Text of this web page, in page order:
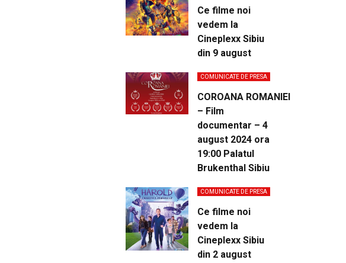
Ce filme noi
vedem la
Cineplexx Sibiu
din 9 august
COMUNICATE DE PRESA
COROANA ROMANIEI
– Film
documentar – 4
august 2024 ora
19:00 Palatul
Brukenthal Sibiu
COMUNICATE DE PRESA
Ce filme noi
vedem la
Cineplexx Sibiu
din 2 august